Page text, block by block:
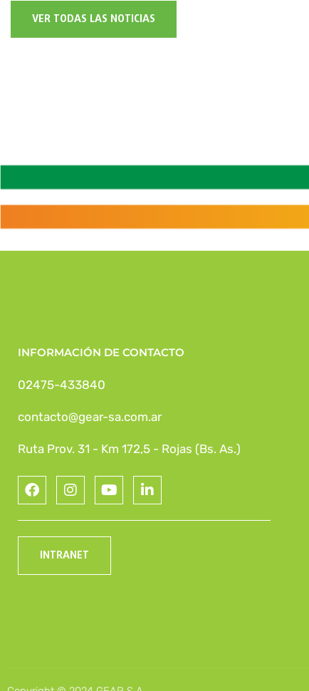
VER TODAS LAS NOTICIAS
INFORMACIÓN DE CONTACTO
02475-433840
contacto@gear-sa.com.ar
Ruta Prov. 31 - Km 172,5 - Rojas (Bs. As.)
INTRANET